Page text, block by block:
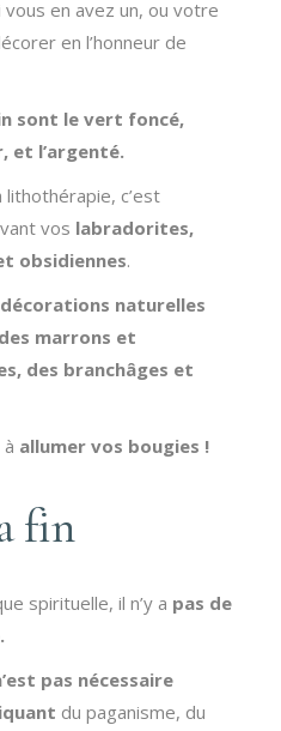
en avez un, ou votre
en l’honneur de
sont le vert foncé,
et l’argenté.
c’est
vos labradorites,
obsidiennes.
décorations naturelles
marrons et
des branchâges et
allumer vos bougies !
fin
spirituelle, il n’y a pas de
pas nécessaire
du paganisme, du